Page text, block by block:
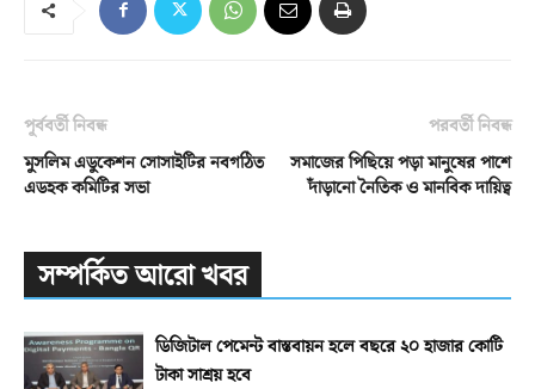
পূর্ববর্তী নিবন্ধ
মুসলিম এডুকেশন সোসাইটির নবগঠিত
এডহক কমিটির সভা
পরবর্তী নিবন্ধ
সমাজের পিছিয়ে পড়া মানুষের পাশে
দাঁড়ানো নৈতিক ও মানবিক দায়িত্ব
সম্পর্কিত আরো খবর
ডিজিটাল পেমেন্ট বাস্তবায়ন হলে বছরে ২০ হাজার কোটি
টাকা সাশ্রয় হবে